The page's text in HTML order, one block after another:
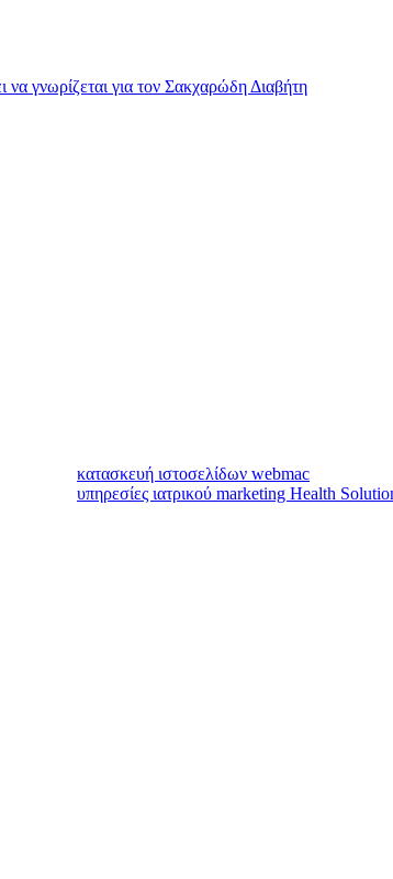
γνωρίζεται για τον Σακχαρώδη Διαβήτη
κατασκευή ιστοσελίδων webmac
υπηρεσίες ιατρικού marketing Health